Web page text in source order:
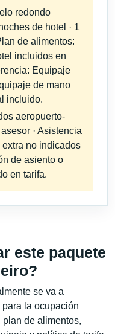
redondo
de hotel · 1
de alimentos:
incluidos en
Equipaje
de mano
incluido.
aeropuerto-
· Asistencia
no indicados
de asiento o
en tarifa.
este paquete
se va a
la ocupación
de alimentos,